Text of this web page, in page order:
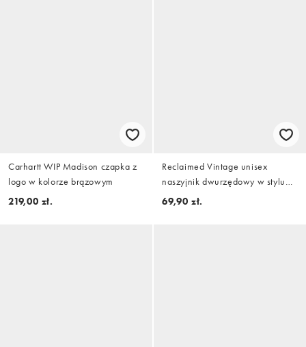
Carhartt WIP Madison czapka z
logo w kolorze brązowym
219,00 zł.
Reclaimed Vintage unisex
naszyjnik dwurzędowy w stylu
vintage z podkową w kolorze
69,90 zł.